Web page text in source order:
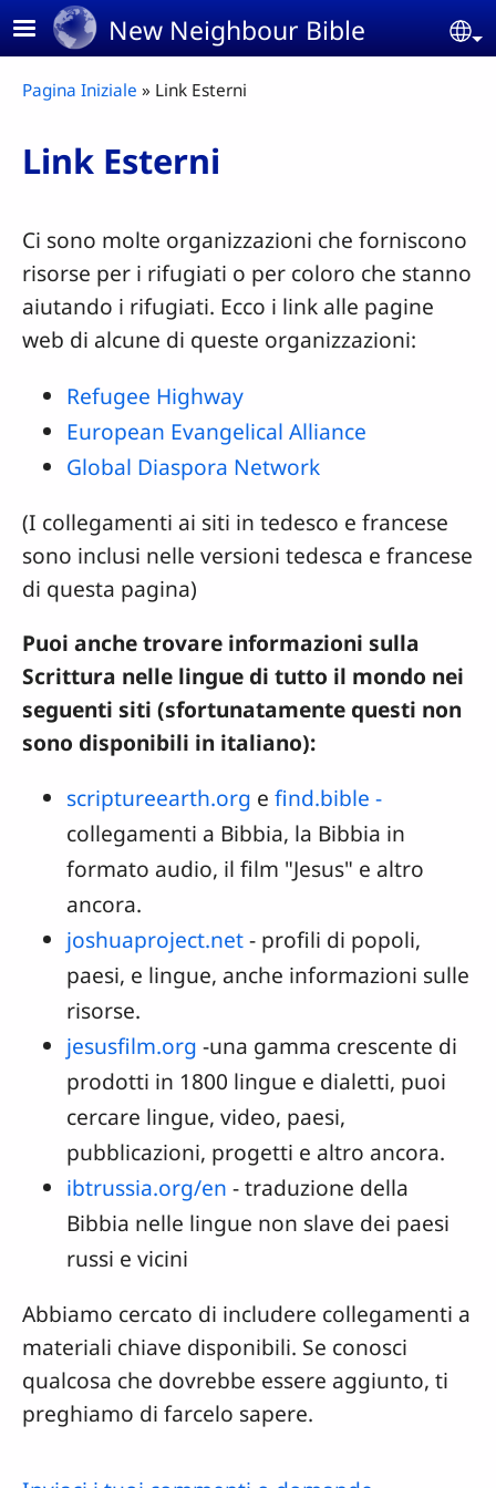
Skip to main contentNew Neighbour Bible
Breadcrumb
Pagina Iniziale Link Esterni
Link Esterni
Ci sono molte organizzazioni che forniscono
risorse per i rifugiati o per coloro che stanno
aiutando i rifugiati. Ecco i link alle pagine
web di alcune di queste organizzazioni:
Refugee Highway
European Evangelical Alliance
Global Diaspora Network
(I collegamenti ai siti in tedesco e francese
sono inclusi nelle versioni tedesca e francese
di questa pagina)
Puoi anche trovare informazioni sulla
Scrittura nelle lingue di tutto il mondo nei
seguenti siti (sfortunatamente questi non
sono disponibili in italiano):
scriptureearth.org e find.bible -
collegamenti a Bibbia, la Bibbia in
formato audio, il film "Jesus" e altro
ancora.
joshuaproject.net- profili di popoli,
paesi, e lingue, anche informazioni sulle
risorse.
jesusfilm.org -una gamma crescente di
prodotti in 1800 lingue e dialetti, puoi
cercare lingue, video, paesi,
pubblicazioni, progetti e altro ancora.
ibtrussia.org/en - traduzione della
Bibbia nelle lingue non slave dei paesi
russi e vicini
Abbiamo cercato di includere collegamenti a
materiali chiave disponibili. Se conosci
qualcosa che dovrebbe essere aggiunto, ti
preghiamo di farcelo sapere.